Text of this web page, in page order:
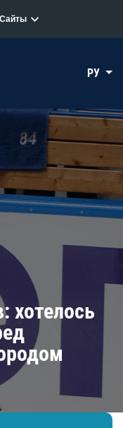
Сайты
РУ
хотелось